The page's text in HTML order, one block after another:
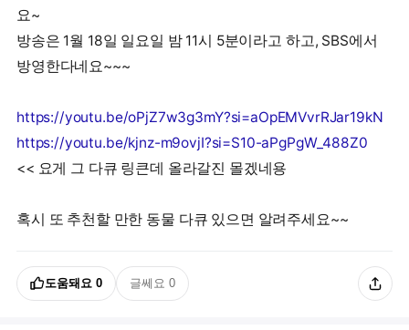
요~
방송은 1월 18일 일요일 밤 11시 5분이라고 하고, SBS에서
방영한다네요~~~
https://youtu.be/oPjZ7w3g3mY?si=aOpEMVvrRJar19kN
https://youtu.be/kjnz-m9ovjI?si=S10-aPgPgW_488Z0
<< 요게 그 다큐 링큰데 올라갈진 몰겠네용
도움돼요 0 글쎄요 0